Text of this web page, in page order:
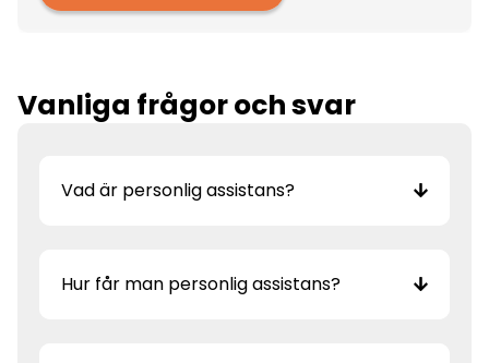
Vanliga frågor och svar
Vad är personlig assistans?
Hur får man personlig assistans?